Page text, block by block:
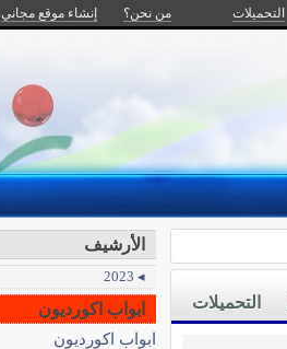
التحميلات من نحن؟ إنشاء موقع مجاني
التحميلات
الأرشيف
◂ 2023
ابواب اكورديون
ابواب اكورديون